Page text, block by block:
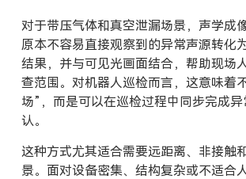
对于带压气体和真空泄漏场景，声学成
原本不容易直接观察到的异常声源转化
结果，并与可见光画面结合，帮助现场
查范围。对机器人巡检而言，这意味着
场”，而是可以在巡检过程中同步完成
认。
这种方式尤其适合需要远距离、非接触
景。面对设备密集、结构复杂或不适合